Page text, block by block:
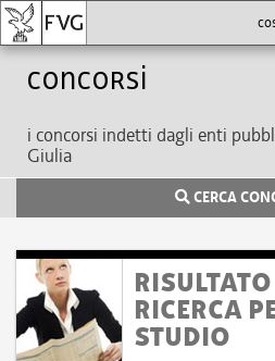
Concorsi
i concorsi indetti dagli enti
Giulia
CERCA
RICERCA
STUDIO